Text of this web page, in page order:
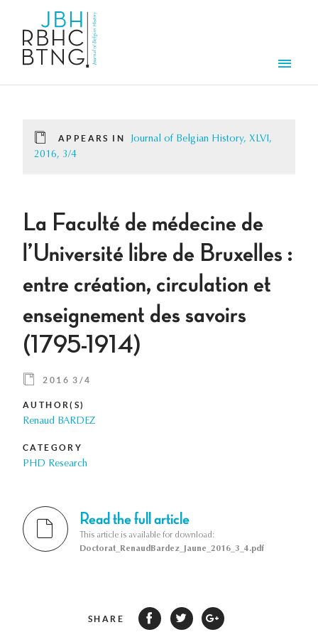
APPEARS IN
Journal of Belgian History, XLVI,
2016, 3/4
La Faculté de médecine de
l’Université libre de Bruxelles :
entre création, circulation et
enseignement des savoirs
(1795-1914)
2016 3/4
AUTHOR(S)
Renaud BARDEZ
CATEGORY
PHD Research
Read the full article
This article is available for download:
Doctorat_RenaudBardez_Jaune_2016_3_4.pdf
SHARE